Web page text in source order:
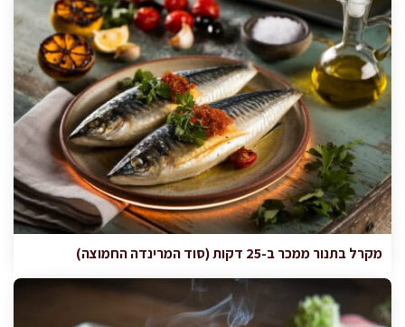
מקרל בתנור ממכר ב-25 דקות (סוד המרינדה החמוצה)